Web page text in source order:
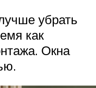
убрать
как
Окна